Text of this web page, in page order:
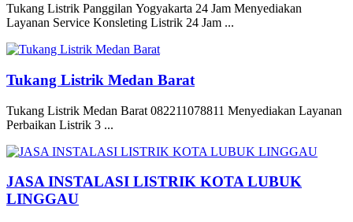
Tukang Listrik Panggilan Yogyakarta 24 Jam Menyediakan
Layanan Service Konsleting Listrik 24 Jam ...
Tukang Listrik Medan Barat
Tukang Listrik Medan Barat 082211078811 Menyediakan Layanan
Perbaikan Listrik 3 ...
JASA INSTALASI LISTRIK KOTA LUBUK
LINGGAU